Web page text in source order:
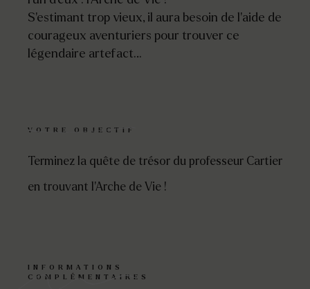
S’estimant trop vieux, il aura besoin de l’aide de
courageux aventuriers pour trouver ce
légendaire artefact…
VOTRE OBJECTIF
Terminez la quête de trésor du professeur Cartier
en trouvant l’Arche de Vie !
INFORMATIONS
COMPLÉMENTAIRES